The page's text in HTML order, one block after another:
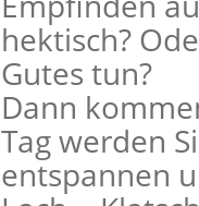
hektisch?
Gutes tun?
Dann
Tag werden
entspannen